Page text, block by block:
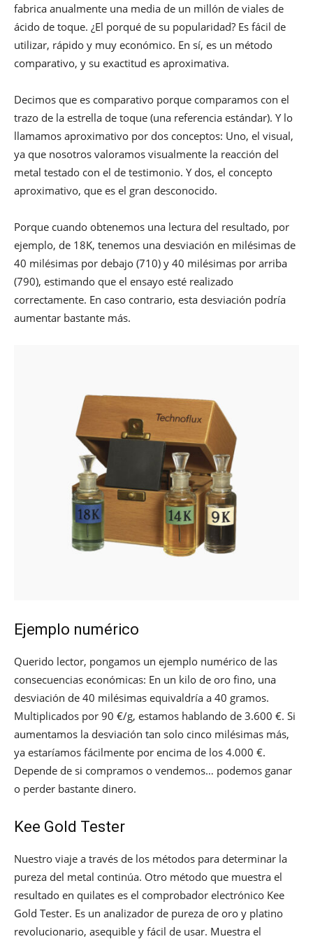
fabrica anualmente una media de un millón de viales de
ácido de toque. ¿El porqué de su popularidad? Es fácil de
utilizar, rápido y muy económico. En sí, es un método
comparativo, y su exactitud es aproximativa.
Decimos que es comparativo porque comparamos con el
trazo de la estrella de toque (una referencia estándar). Y lo
llamamos aproximativo por dos conceptos: Uno, el visual,
ya que nosotros valoramos visualmente la reacción del
metal testado con el de testimonio. Y dos, el concepto
aproximativo, que es el gran desconocido.
Porque cuando obtenemos una lectura del resultado, por
ejemplo, de 18K, tenemos una desviación en milésimas de
40 milésimas por debajo (710) y 40 milésimas por arriba
(790), estimando que el ensayo esté realizado
correctamente. En caso contrario, esta desviación podría
aumentar bastante más.
Ejemplo numérico
Querido lector, pongamos un ejemplo numérico de las
consecuencias económicas: En un kilo de oro fino, una
desviación de 40 milésimas equivaldría a 40 gramos.
Multiplicados por 90 €/g, estamos hablando de 3.600 €. Si
aumentamos la desviación tan solo cinco milésimas más,
ya estaríamos fácilmente por encima de los 4.000 €.
Depende de si compramos o vendemos… podemos ganar
o perder bastante dinero.
Kee Gold Tester
Nuestro viaje a través de los métodos para determinar la
pureza del metal continúa. Otro método que muestra el
resultado en quilates es el comprobador electrónico Kee
Gold Tester. Es un analizador de pureza de oro y platino
revolucionario, asequible y fácil de usar. Muestra el